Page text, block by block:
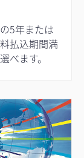
5年または
払込期間満
べます。